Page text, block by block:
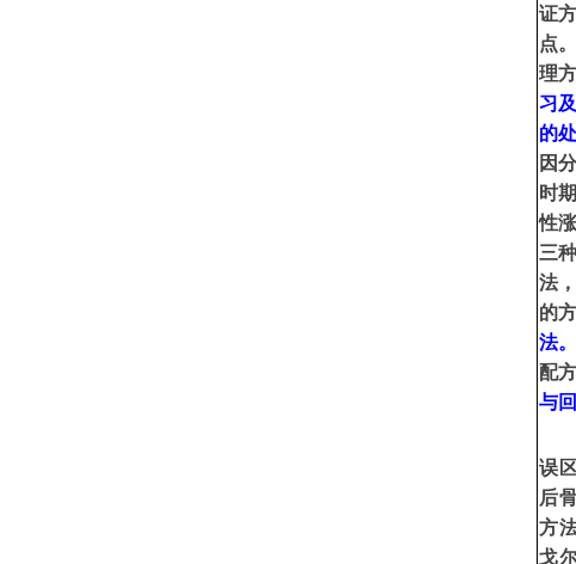
证
点
理
习
的
因
时
性
三
法
的
法
配
与
误
后
方
戈